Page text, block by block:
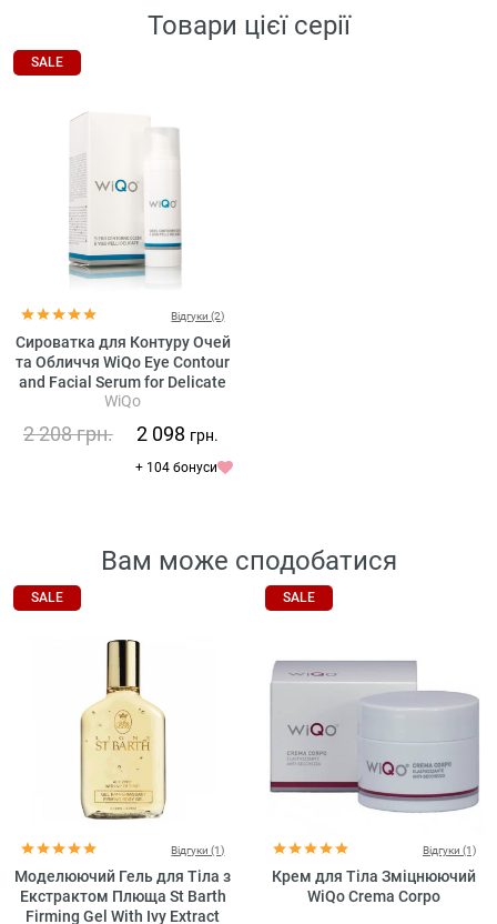
Товари цієї серії
SALE
Відгуки (2)
Сироватка для Контуру Очей
та Обличчя WiQo Eye Contour
and Facial Serum for Delicate
Skin
WiQo
2 208грн. 2 098 грн.
+ 104 бонуси
Вам може сподобатися
SALE
Відгуки (1)
Моделюючий Гель для Тіла з
Екстрактом Плюща St Barth
Firming Gel With Ivy Extract
SALE
Відгуки (1)
Крем для Тіла Зміцнюючий
WiQo Crema Corpo